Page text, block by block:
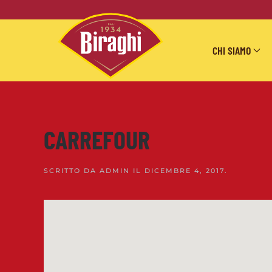
Skip to main content
CHI SIAMO
CARREFOUR
SCRITTO DA ADMIN IL DICEMBRE 4, 2017.